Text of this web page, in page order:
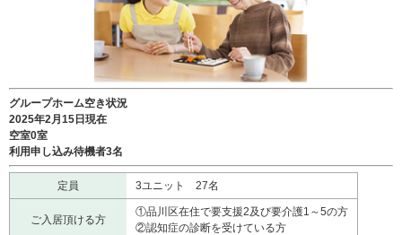
グループホーム空き状況
2025年2月15日現在
空室0室
利用申し込み待機者3名
定員 3ユニット 27名
ご入居頂ける方
①品川区在住で要支援2及び要介護1～5の方
②認知症の診断を受けている方